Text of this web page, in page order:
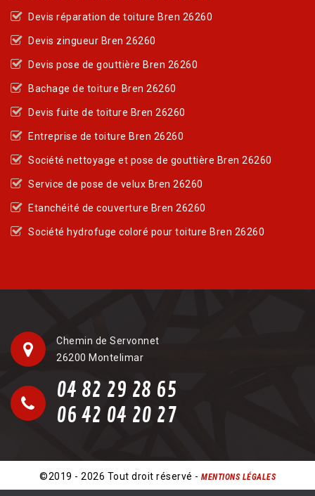
Devis réparation de toiture Bren 26260
Devis zingueur Bren 26260
Devis pose de gouttière Bren 26260
Bachage de toiture Bren 26260
Devis fuite de toiture Bren 26260
Entreprise de toiture Bren 26260
Société nettoyage et pose de gouttière Bren 26260
Service de pose de velux Bren 26260
Etanchéité de couverture Bren 26260
Société hydrofuge coloré pour toiture Bren 26260
Chemin de Servonnet
26200 Montelimar
04 82 29 28 65
06 42 04 20 27
©2019 - 2026 Tout droit réservé - MENTIONS LÉGALES